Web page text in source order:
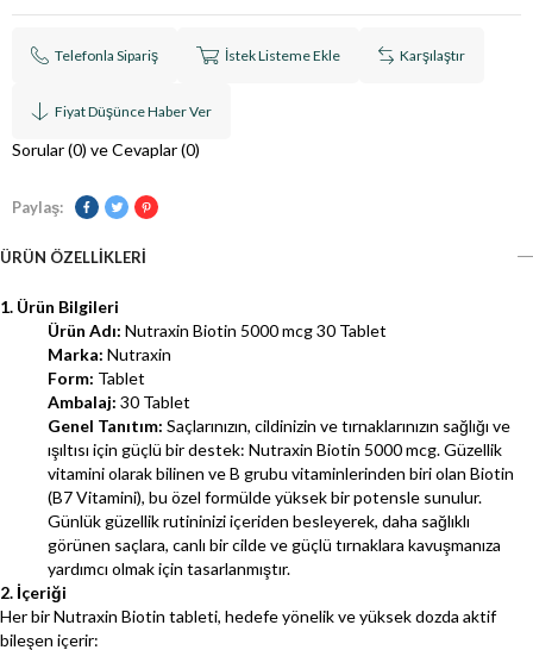
Telefonla Sipariş İstek Listeme Ekle Karşılaştır
Fiyat Düşünce Haber Ver
Sorular (0) ve Cevaplar (0)
Paylaş:
ÜRÜN ÖZELLIKLERI
1. Ürün Bilgileri
Ürün Adı: Nutraxin Biotin 5000 mcg 30 Tablet
Marka: Nutraxin
Form: Tablet
Ambalaj: 30 Tablet
Genel Tanıtım: Saçlarınızın, cildinizin ve tırnaklarınızın sağlığı ve
ışıltısı için güçlü bir destek: Nutraxin Biotin 5000 mcg. Güzellik
vitamini olarak bilinen ve B grubu vitaminlerinden biri olan Biotin
(B7 Vitamini), bu özel formülde yüksek bir potensle sunulur.
Günlük güzellik rutininizi içeriden besleyerek, daha sağlıklı
görünen saçlara, canlı bir cilde ve güçlü tırnaklara kavuşmanıza
yardımcı olmak için tasarlanmıştır.
2. İçeriği
Her bir Nutraxin Biotin tableti, hedefe yönelik ve yüksek dozda aktif
bileşen içerir: